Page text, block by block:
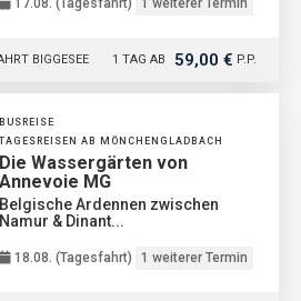
17.08. (Tagesfahrt) 1 weiterer Termin
1 TAG AB 59,00 € P.P.
BIGGESEE
BUSREISE
TAGESREISEN AB MÖNCHENGLADBACH
Die Wassergärten von
Annevoie MG
Belgische Ardennen zwischen
Namur & Dinant...
18.08. (Tagesfahrt) 1 weiterer Termin